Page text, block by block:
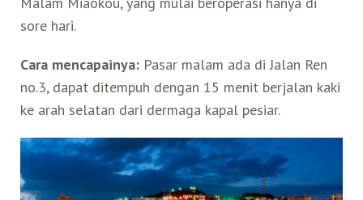
Budaya & Warisan
Wisata Senior
Belanja
sore hari.
Cara mencapainya:Pasar malam ada di Jalan Ren
no.3, dapat ditempuh dengan 15 menit berjalan kaki
ke arah selatan dari dermaga kapal pesiar.